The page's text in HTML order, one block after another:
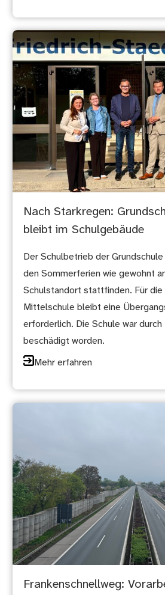
Nach Starkregen:
bleibt im Schulgebäude
Der Schulbetrieb der
den Sommerferien wie gewohnt
Schulstandort stattfinden. Für die
Mittelschule bleibt eine
erforderlich. Die Schule war
beschädigt worden.
Mehr erfahren
Frankenschnellweg: